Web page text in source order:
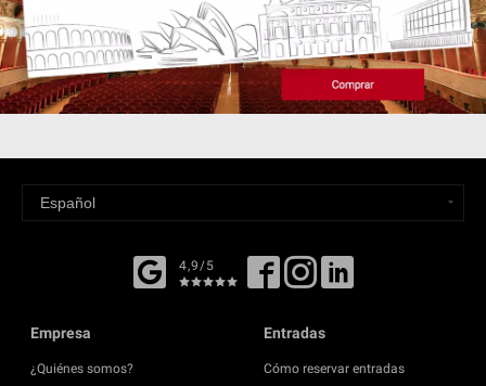
4,9/5
Empresa
¿Quiénes somos?
Entradas
Cómo reservar entradas